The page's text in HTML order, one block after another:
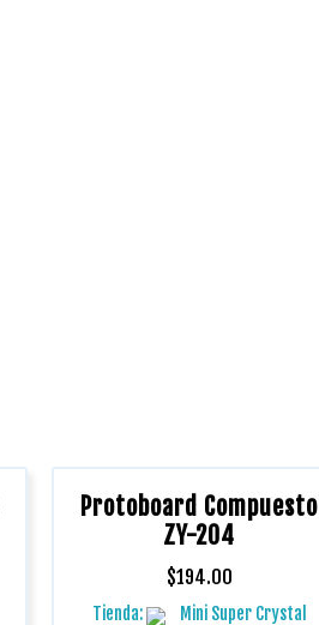
Protoboard Compuesto
ZY-204
$194.00
Tienda: Mini Super Crystal